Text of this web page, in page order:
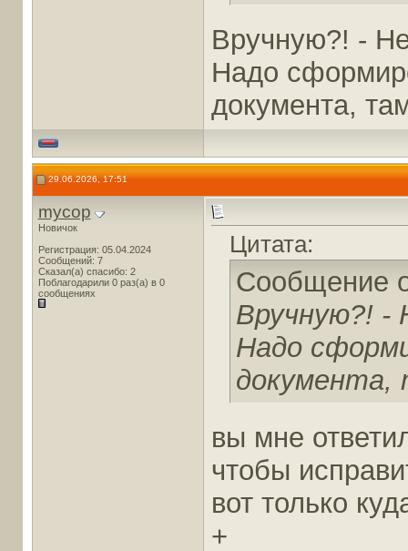
Вручную?! -
Надо
документа,
29.06.2026, 17:51
mycop
Новичок
Регистрация: 05.04.2024
Сообщений: 7
Сказал(а) спасибо: 2
Поблагодарили 0 раз(а) в 0
сообщениях
Цитата:
Сообщение
Вручную?! -
Надо
документа,
вы мне
чтобы
вот только
+